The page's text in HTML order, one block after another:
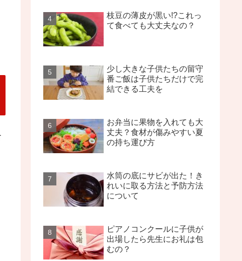
枝豆の薄皮が黒い!?これっ
て食べても大丈夫なの？
少し大きな子供たちの留守
番ご飯は子供たちだけで完
結できる工夫を
お弁当に果物を入れても大
丈夫？食材が傷みやすい夏
の持ち運び方
水筒の底にサビが出た！き
れいに取る方法と予防方法
について
ピアノコンクールに子供が
出場したら先生にお礼は包
むの？